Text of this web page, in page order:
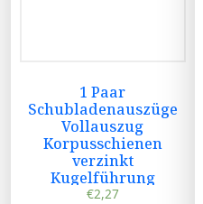
1 Paar
Schubladenauszüge
Vollauszug
Korpusschienen
verzinkt
Kugelführung
Kugelauszug
€2,27